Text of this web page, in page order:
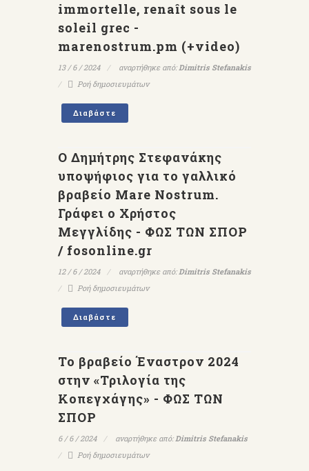
immortelle, renaît sous le
soleil grec -
marenostrum.pm (+video)
13 / 6 / 2024 αναρτήθηκε από:Dimitris Stefanakis
Ροή δημοσιευμάτων
Διαβάστε
Ο Δημήτρης Στεφανάκης
υποψήφιος για το γαλλικό
βραβείο Mare Nostrum.
Γράφει ο Χρήστος
Μεγγλίδης - ΦΩΣ ΤΩΝ ΣΠΟΡ
/ fosonline.gr
12 / 6 / 2024 αναρτήθηκε από:Dimitris Stefanakis
Ροή δημοσιευμάτων
Διαβάστε
Το βραβείο Έναστρον 2024
στην «Τριλογία της
Κοπεγχάγης» - ΦΩΣ ΤΩΝ
ΣΠΟΡ
6 / 6 / 2024 αναρτήθηκε από:Dimitris Stefanakis
Ροή δημοσιευμάτων